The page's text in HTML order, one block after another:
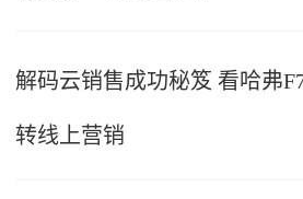
解码云销售成功秘笈 看哈弗
转线上营销